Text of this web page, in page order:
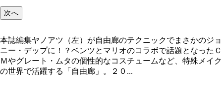
次へ
本誌編集ヤノアツ（左）が自由廊のテクニックでまさかのジョ
ニー・デップに！？ベンツとマリオのコラボで話題となったＣ
Ｍやグレート・ムタの個性的なコスチュームなど、特殊メイク
の世界で活躍する「自由廊」。２０...